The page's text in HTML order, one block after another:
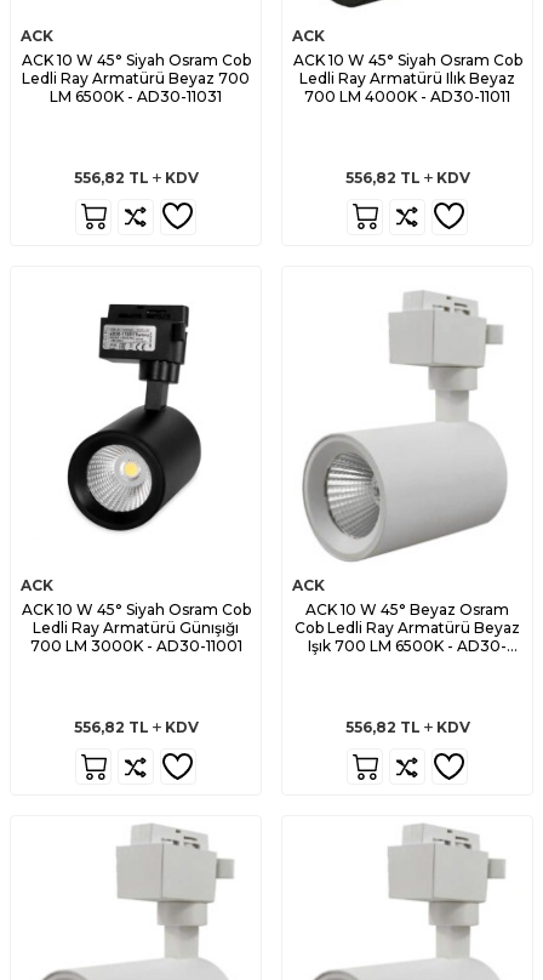
ACK
ACK 10 W 45° Siyah Osram Cob
Ledli Ray Armatürü Beyaz 700
LM 6500K - AD30-11031
556,82 TL KDV
ACK
ACK 10 W 45° Siyah Osram Cob
Ledli Ray Armatürü Ilık Beyaz
700 LM 4000K - AD30-11011
556,82 TL KDV
ACK
ACK 10 W 45° Siyah Osram Cob
Ledli Ray Armatürü Günışığı
700 LM 3000K - AD30-11001
556,82 TL KDV
ACK
ACK 10 W 45° Beyaz Osram
Cob Ledli Ray Armatürü Beyaz
Işık 700 LM 6500K - AD30-
556,82 TL KDV